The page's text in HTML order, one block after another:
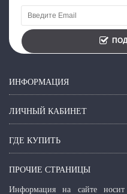
ИНФОРМАЦИЯ
ЛИЧНЫЙ КАБИНЕТ
ГДЕ КУПИТЬ
ПРОЧИЕ СТРАНИЦЫ
Информация на сайте